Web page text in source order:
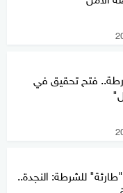
فتح تحقيق في
للشرطة: النجدة..